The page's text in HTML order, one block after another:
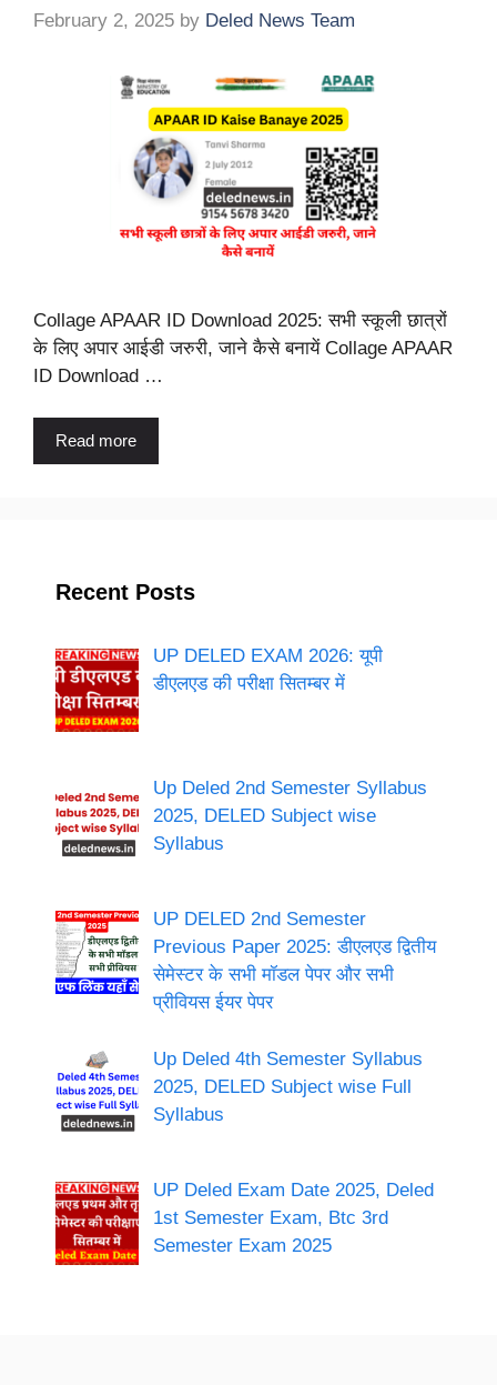
February 2, 2025 by Deled News Team
Collage APAAR ID Download 2025: सभी स्कूली छात्रों
के लिए अपार आईडी जरुरी, जाने कैसे बनायें Collage APAAR
ID Download …
Read more
Recent Posts
UP DELED EXAM 2026: यूपी
डीएलएड की परीक्षा सितम्बर में
Up Deled 2nd Semester Syllabus
2025, DELED Subject wise
Syllabus
UP DELED 2nd Semester
Previous Paper 2025: डीएलएड द्वितीय
सेमेस्टर के सभी मॉडल पेपर और सभी
प्रीवियस ईयर पेपर
Up Deled 4th Semester Syllabus
2025, DELED Subject wise Full
Syllabus
UP Deled Exam Date 2025, Deled
1st Semester Exam, Btc 3rd
Semester Exam 2025